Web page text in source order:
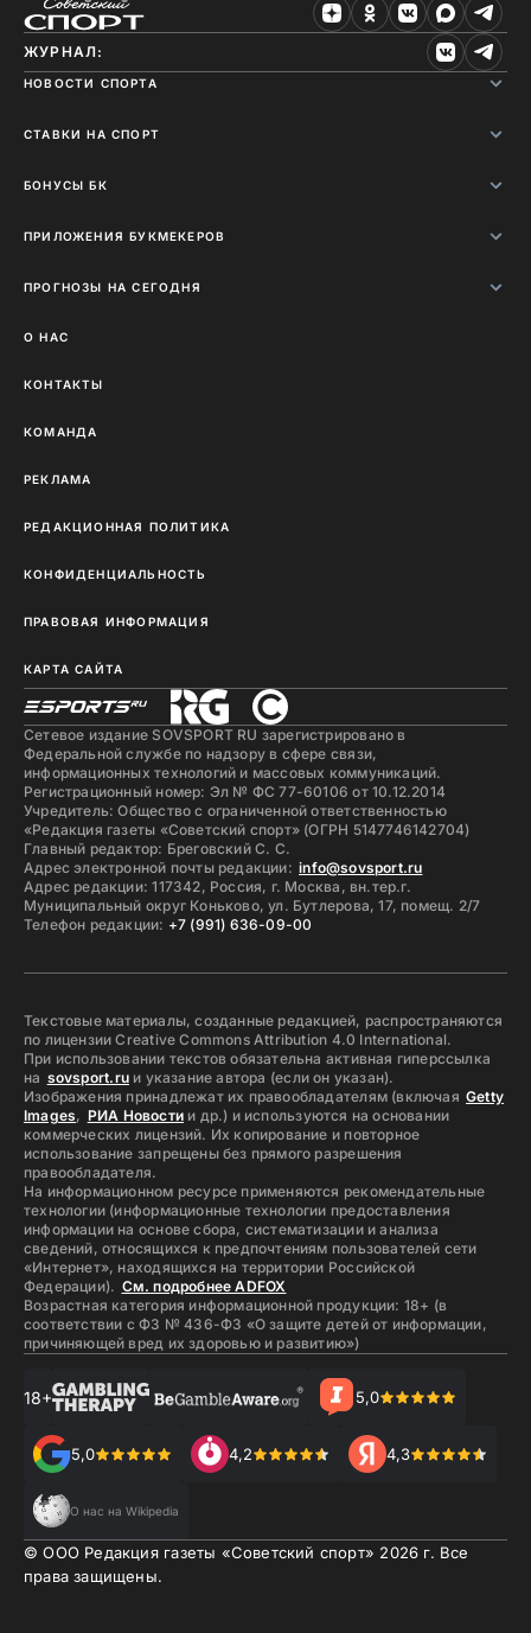
ЖУРНАЛ:
НОВОСТИ СПОРТА
СТАВКИ НА СПОРТ
БОНУСЫ БК
ПРИЛОЖЕНИЯ БУКМЕКЕРОВ
ПРОГНОЗЫ НА СЕГОДНЯ
О НАС
КОНТАКТЫ
КОМАНДА
РЕКЛАМА
РЕДАКЦИОННАЯ ПОЛИТИКА
КОНФИДЕНЦИАЛЬНОСТЬ
ПРАВОВАЯ ИНФОРМАЦИЯ
КАРТА САЙТА
Сетевое издание SOVSPORT RU зарегистрировано в
Федеральной службе по надзору в сфере связи,
информационных технологий и массовых коммуникаций.
Регистрационный номер: Эл № ФС 77-60106 от 10.12.2014
Учредитель: Общество с ограниченной ответственностью
«Редакция газеты «Советский спорт» (ОГРН 5147746142704)
Главный редактор: Бреговский С. С.
Адрес электронной почты редакции: info@sovsport.ru
Адрес редакции: 117342, Россия, г. Москва, вн.тер.г.
Муниципальный округ Коньково, ул. Бутлерова, 17, помещ. 2/7
Телефон редакции: +7 (991) 636-09-00
Текстовые материалы, созданные редакцией, распространяются
по лицензии Creative Commons Attribution 4.0 International.
При использовании текстов обязательна активная гиперссылка
на sovsport.ruи указание автора (если он указан).
Изображения принадлежат их правообладателям (включая Getty
Images, РИА Новости и др.) и используются на основании
коммерческих лицензий. Их копирование и повторное
использование запрещены без прямого разрешения
правообладателя.
На информационном ресурсе применяются рекомендательные
технологии (информационные технологии предоставления
информации на основе сбора, систематизации и анализа
сведений, относящихся к предпочтениям пользователей сети
«Интернет», находящихся на территории Российской
Федерации). См. подробнее ADFOX
Возрастная категория информационной продукции: 18+ (в
соответствии с ФЗ № 436-ФЗ «О защите детей от информации,
причиняющей вред их здоровью и развитию»)
18+ 5,0
5,0 4,2 4,3
О нас на Wikipedia
© ООО Редакция газеты «Советский спорт» 2026 г. Все
права защищены.